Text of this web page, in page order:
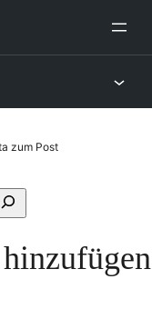
zum Post
Foren